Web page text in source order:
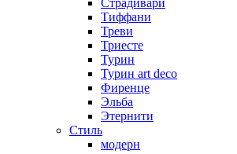
Тиффани
Треви
Триесте
Турин
Турин art deco
Фиренце
Эльба
Этернити
Стиль
модерн